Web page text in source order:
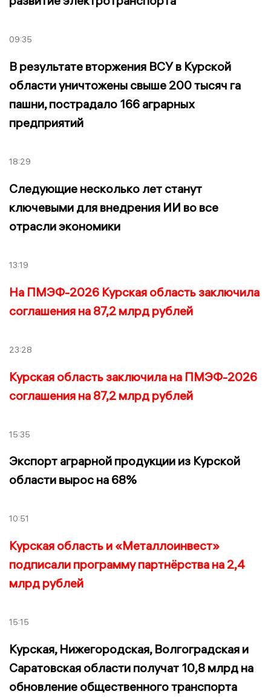
09:35
В результате вторжения ВСУ в Курской
области уничтожены свыше 200 тысяч га
пашни, пострадало 166 аграрных
предприятий
18:29
Следующие несколько лет станут
ключевыми для внедрения ИИ во все
отрасли экономики
13:19
На ПМЭФ-2026 Курская область заключила
соглашения на 87,2 млрд рублей
23:28
Курская область заключила на ПМЭФ-2026
соглашения на 87,2 млрд рублей
15:35
Экспорт аграрной продукции из Курской
области вырос на 68%
10:51
Курская область и «Металлоинвест»
подписали программу партнёрства на 2,4
млрд рублей
15:15
Курская, Нижегородская, Волгоградская и
Саратовская области получат 10,8 млрд на
обновление общественного транспорта